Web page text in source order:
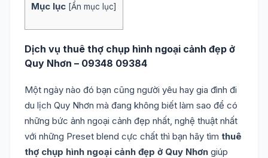
Mục lục [Ẩn mục lục]
Dịch vụ thuê thợ chụp hình ngoại cảnh đẹp ở
Quy Nhơn – 09348 09384
Một ngày nào đó bạn cũng người yêu hay gia đình đi
du lịch Quy Nhơn mà đang không biết làm sao để có
những bức ảnh ngoại cảnh đẹp nhất, nghệ thuật nhất
với những Preset blend cực chất thì bạn hãy tìm thuê
thợ chụp hình ngoại cảnh đẹp ở Quy Nhơn giúp